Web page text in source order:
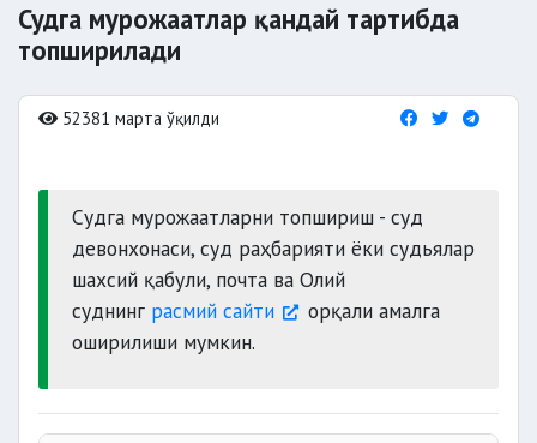
Судга мурожаатлар қандай тартибда
топширилади
52381 марта ўқилди
Судга мурожаатларни топшириш - суд
девонхонаси, суд раҳбарияти ёки судьялар
шахсий қабули, почта ва Олий
суднинг расмий сайти
орқали амалга
оширилиши мумкин.